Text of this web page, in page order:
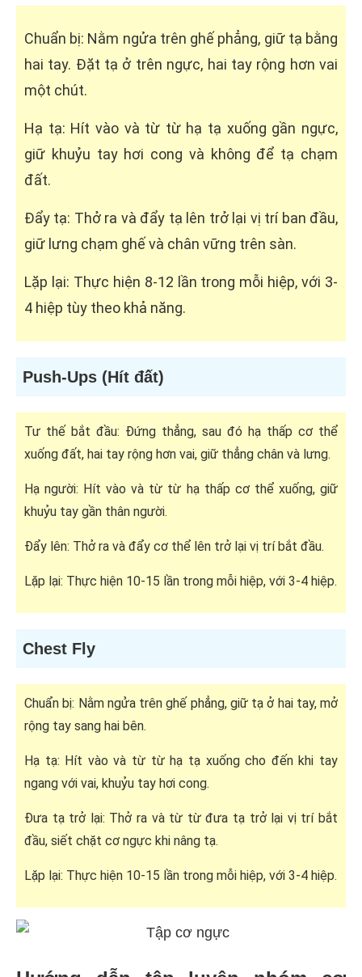
Chuẩn bị: Nằm ngửa trên ghế phẳng, giữ tạ bằng
hai tay. Đặt tạ ở trên ngực, hai tay rộng hơn vai
một chút.
Hạ tạ: Hít vào và từ từ hạ tạ xuống gần ngực,
giữ khuỷu tay hơi cong và không để tạ chạm
đất.
Đẩy tạ: Thở ra và đẩy tạ lên trở lại vị trí ban đầu,
giữ lưng chạm ghế và chân vững trên sàn.
Lặp lại: Thực hiện 8-12 lần trong mỗi hiệp, với 3-
4 hiệp tùy theo khả năng.
Push-Ups (Hít đất)
Tư thế bắt đầu: Đứng thẳng, sau đó hạ thấp cơ thể
xuống đất, hai tay rộng hơn vai, giữ thẳng chân và lưng.
Hạ người: Hít vào và từ từ hạ thấp cơ thể xuống, giữ
khuỷu tay gần thân người.
Đẩy lên: Thở ra và đẩy cơ thể lên trở lại vị trí bắt đầu.
Lặp lại: Thực hiện 10-15 lần trong mỗi hiệp, với 3-4 hiệp.
Chest Fly
Chuẩn bị: Nằm ngửa trên ghế phẳng, giữ tạ ở hai tay, mở
rộng tay sang hai bên.
Hạ tạ: Hít vào và từ từ hạ tạ xuống cho đến khi tay
ngang với vai, khuỷu tay hơi cong.
Đưa tạ trở lại: Thở ra và từ từ đưa tạ trở lại vị trí bắt
đầu, siết chặt cơ ngực khi nâng tạ.
Lặp lại: Thực hiện 10-15 lần trong mỗi hiệp, với 3-4 hiệp.